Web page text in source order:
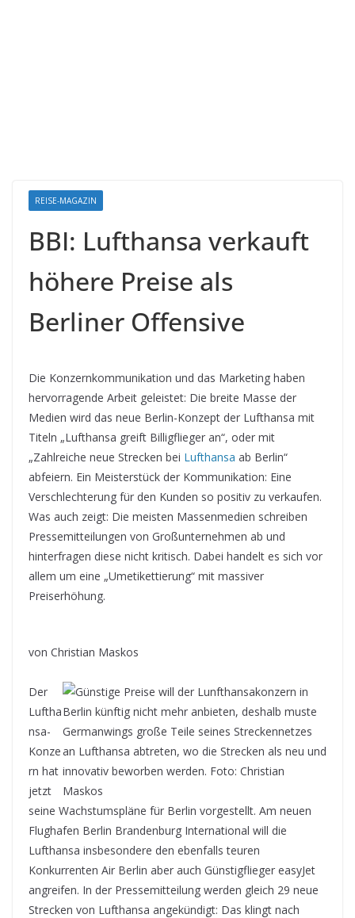
REISE-MAGAZIN
BBI: Lufthansa verkauft
höhere Preise als
Berliner Offensive
Die Konzernkommunikation und das Marketing haben
hervorragende Arbeit geleistet: Die breite Masse der
Medien wird das neue Berlin-Konzept der Lufthansa mit
Titeln „Lufthansa greift Billigflieger an“, oder mit
„Zahlreiche neue Strecken bei Lufthansa ab Berlin“
abfeiern. Ein Meisterstück der Kommunikation: Eine
Verschlechterung für den Kunden so positiv zu verkaufen.
Was auch zeigt: Die meisten Massenmedien schreiben
Pressemitteilungen von Großunternehmen ab und
hinterfragen diese nicht kritisch. Dabei handelt es sich vor
allem um eine „Umetikettierung“ mit massiver
Preiserhöhung.
von Christian Maskos
Der
Luftha
nsa-
Konze
rn hat
jetzt
seine Wachstumspläne für Berlin vorgestellt. Am neuen
Flughafen Berlin Brandenburg International will die
Lufthansa insbesondere den ebenfalls teuren
Konkurrenten Air Berlin aber auch Günstigflieger easyJet
angreifen. In der Pressemitteilung werden gleich 29 neue
Strecken von Lufthansa angekündigt: Das klingt nach